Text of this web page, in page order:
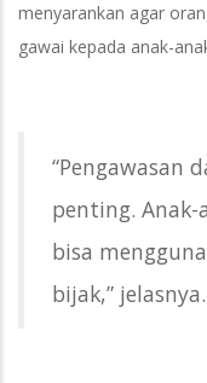
menyarankan agar
gawai kepada anak-
“Pengawasan
penting.
bisa
bijak,” jelasnya.